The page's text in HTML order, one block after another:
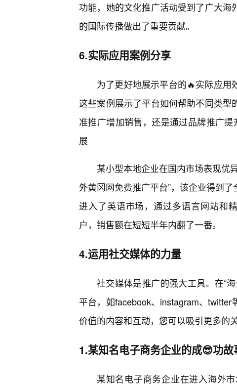
功能，她的文化推广活动受到了广大
的国际传播做出了重要贡献。
6.实际应用案例分享
为了更好地展示平台的🔥实际应用
这些案例展示了平台如何帮助不同类
准推广增加销售，还是通过品牌推广
展
某小型本地企业在国内市场表现优
外黄冈网免费推广平台”，该企业得到
进入了英语市场，通过多语言网站和
户，销售额在短短半年内翻了一番。
4.运用社交媒体的力量
社交媒体是推广的强大工具。在“
平台，如facebook、instagram、
价值的内容和互动，您可以吸引更多的
1.某知名电子商务企业的成😎功故
某知名电子商务企业在进入海外